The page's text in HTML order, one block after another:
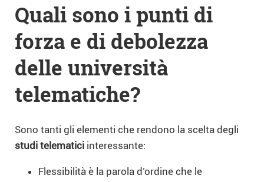
Quali sono i punti di
forza e di debolezza
delle università
telematiche?
Sono tanti gli elementi che rendono la scelta degli
studi telematici interessante:
Flessibilità è la parola d’ordine che le